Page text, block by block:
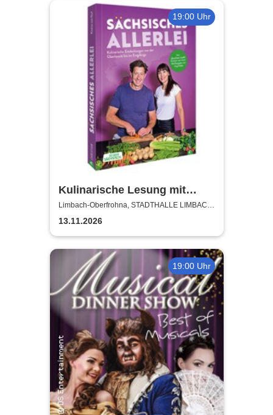
19:00 Uhr
Kulinarische Lesung mit
Kristina vom Dorf und Jörg
Färber
Limbach-Oberfrohna, STADTHALLE LIMBACH-
OBERFROHNA
13.11.2026
19:00 Uhr